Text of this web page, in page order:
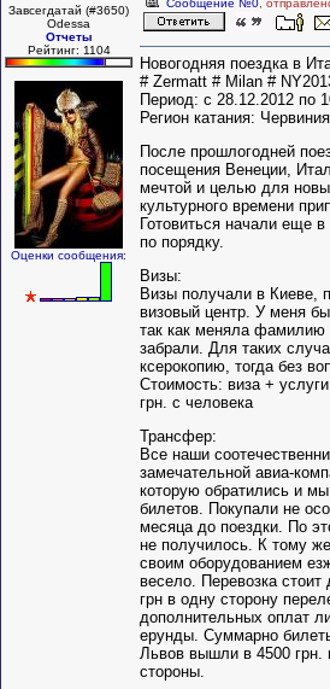
Завсегдатай (#3650)
Odessa
Отчеты
Рейтинг: 1104
Оценки сообщения:
Сообщение №0 ,
Новогодняя поездка в
# Zermatt # Milan #
Период: с 28.12.2012 по
Регион катания:
После прошлогодней
посещения Венеции,
мечтой и целью для
культурного времени
Готовиться начали еще
по порядку.
Визы:
Визы получали в Киеве,
визовый центр. У меня
так как меняла фамилию
забрали. Для таких
ксерокопию, тогда без
Стоимость: виза +
грн. с человека
Трансфер:
Все наши
замечательной авиа-
которую обратились и
билетов. Покупали не
месяца до поездки. По
не получилось. К тому
своим оборудованием
весело. Перевозка стоит
грн в одну сторону
дополнительных оплат
ерунды. Суммарно
Львов вышли в 4500 грн.
стороны.